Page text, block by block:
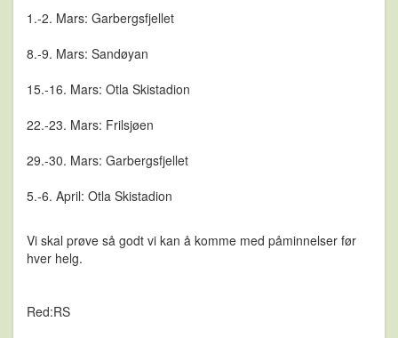
1.-2. Mars: Garbergsfjellet
8.-9. Mars: Sandøyan
15.-16. Mars: Otla Skistadion
22.-23. Mars: Frilsjøen
29.-30. Mars: Garbergsfjellet
5.-6. April: Otla Skistadion
Vi skal prøve så godt vi kan å komme med påminnelser før
hver helg.
Red:RS